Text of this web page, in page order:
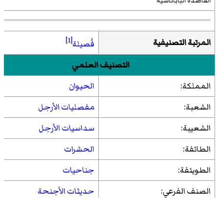
المرتبة التصنيفية فُصيلة[1]
التصنيف العلمي
المملكة:
الحيوان
الشعبة:
مفصليات الأرجل
الشعيبة:
سداسيات الأرجل
الطائفة:
الحشرات
الطويئفة:
جناحيات
الصنف الفرعي:
حديثات الأجنحة